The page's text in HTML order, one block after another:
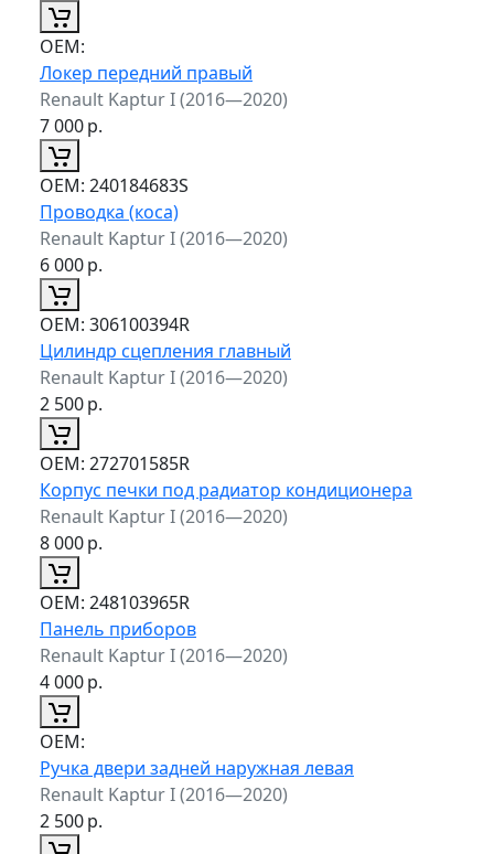
ОЕМ:
Локер передний правый
Renault Kaptur I (2016—2020)
7 000р.
ОЕМ: 240184683S
Проводка (коса)
Renault Kaptur I (2016—2020)
6 000р.
ОЕМ: 306100394R
Цилиндр сцепления главный
Renault Kaptur I (2016—2020)
2 500р.
ОЕМ: 272701585R
Корпус печки под радиатор кондиционера
Renault Kaptur I (2016—2020)
8 000р.
ОЕМ: 248103965R
Панель приборов
Renault Kaptur I (2016—2020)
4 000р.
ОЕМ:
Ручка двери задней наружная левая
Renault Kaptur I (2016—2020)
2 500р.